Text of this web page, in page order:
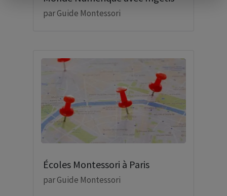
parGuide Montessori
Écoles Montessori à Paris
parGuide Montessori